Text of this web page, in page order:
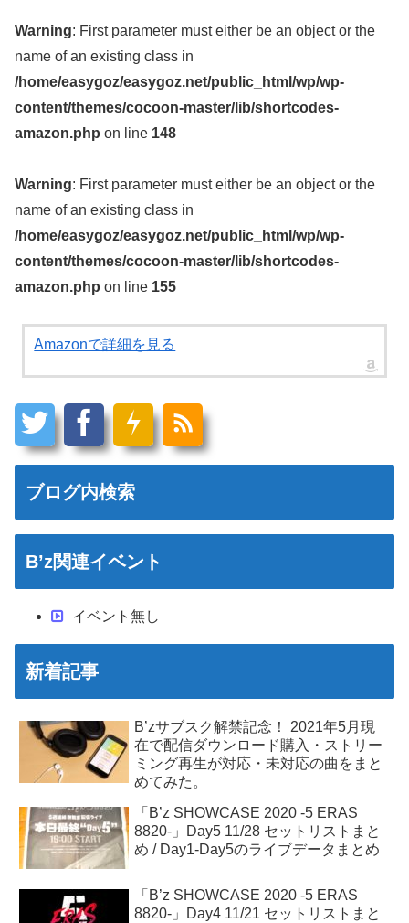
Warning: First parameter must either be an object or the
name of an existing class in
/home/easygoz/easygoz.net/public_html/wp/wp-
content/themes/cocoon-master/lib/shortcodes-
amazon.php on line 148
Warning: First parameter must either be an object or the
name of an existing class in
/home/easygoz/easygoz.net/public_html/wp/wp-
content/themes/cocoon-master/lib/shortcodes-
amazon.php on line 155
Amazonで詳細を見る
ブログ内検索
B’z関連イベント
イベント無し
新着記事
B’zサブスク解禁記念！ 2021年5月現
在で配信ダウンロード購入・ストリー
ミング再生が対応・未対応の曲をまと
めてみた。
「B’z SHOWCASE 2020 -5 ERAS
8820-」Day5 11/28 セットリストまと
め / Day1-Day5のライブデータまとめ
「B’z SHOWCASE 2020 -5 ERAS
8820-」Day4 11/21 セットリストまと